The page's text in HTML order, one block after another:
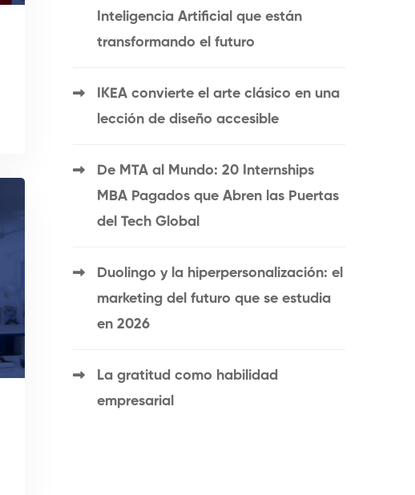
Inteligencia Artificial que están
transformando el futuro
IKEA convierte el arte clásico en una
lección de diseño accesible
De MTA al Mundo: 20 Internships
MBA Pagados que Abren las Puertas
del Tech Global
Duolingo y la hiperpersonalización: el
marketing del futuro que se estudia
en 2026
La gratitud como habilidad
empresarial